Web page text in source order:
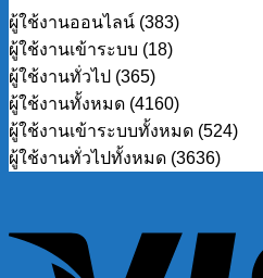
ผู้ใช้งานออนไลน์ (383)
ผู้ใช้งานเข้าระบบ (18)
ผู้ใช้งานทั่วไป (365)
ผู้ใช้งานทั้งหมด (4160)
ผู้ใช้งานเข้าระบบทั้งหมด (524)
ผู้ใช้งานทั่วไปทั้งหมด (3636)